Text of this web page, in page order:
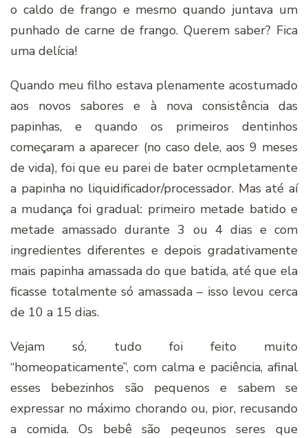
o caldo de frango e mesmo quando juntava um
punhado de carne de frango. Querem saber? Fica
uma delícia!
Quando meu filho estava plenamente acostumado
aos novos sabores e à nova consistência das
papinhas, e quando os primeiros dentinhos
começaram a aparecer (no caso dele, aos 9 meses
de vida), foi que eu parei de bater ocmpletamente
a papinha no liquidificador/processador. Mas até aí
a mudança foi gradual: primeiro metade batido e
metade amassado durante 3 ou 4 dias e com
ingredientes diferentes e depois gradativamente
mais papinha amassada do que batida, até que ela
ficasse totalmente só amassada – isso levou cerca
de 10 a 15 dias.
Vejam só, tudo foi feito muito
“homeopaticamente”, com calma e paciência, afinal
esses bebezinhos são pequenos e sabem se
expressar no máximo chorando ou, pior, recusando
a comida. Os bebê são peqeunos seres que